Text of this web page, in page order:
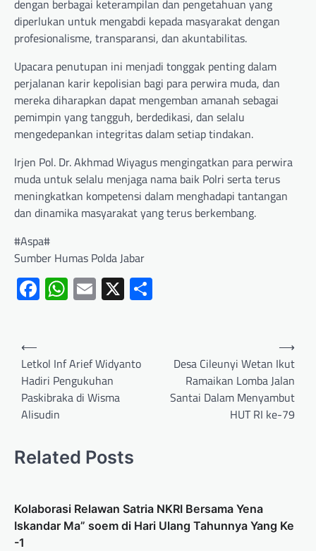
dengan berbagai keterampilan dan pengetahuan yang
diperlukan untuk mengabdi kepada masyarakat dengan
profesionalisme, transparansi, dan akuntabilitas.
Upacara penutupan ini menjadi tonggak penting dalam
perjalanan karir kepolisian bagi para perwira muda, dan
mereka diharapkan dapat mengemban amanah sebagai
pemimpin yang tangguh, berdedikasi, dan selalu
mengedepankan integritas dalam setiap tindakan.
Irjen Pol. Dr. Akhmad Wiyagus mengingatkan para perwira
muda untuk selalu menjaga nama baik Polri serta terus
meningkatkan kompetensi dalam menghadapi tantangan
dan dinamika masyarakat yang terus berkembang.
#Aspa#
Sumber Humas Polda Jabar
Facebook
WhatsApp
Email
X
⟵
Letkol Inf Arief Widyanto
Hadiri Pengukuhan
Paskibraka di Wisma
Alisudin
Desa Cileunyi Wetan Ikut
Ramaikan Lomba Jalan
Santai Dalam Menyambut
HUT RI ke-79
⟶
Related Posts
Kolaborasi Relawan Satria NKRI Bersama Yena
Iskandar Ma” soem di Hari Ulang Tahunnya Yang Ke
-1